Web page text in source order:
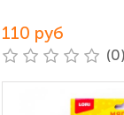
110 руб